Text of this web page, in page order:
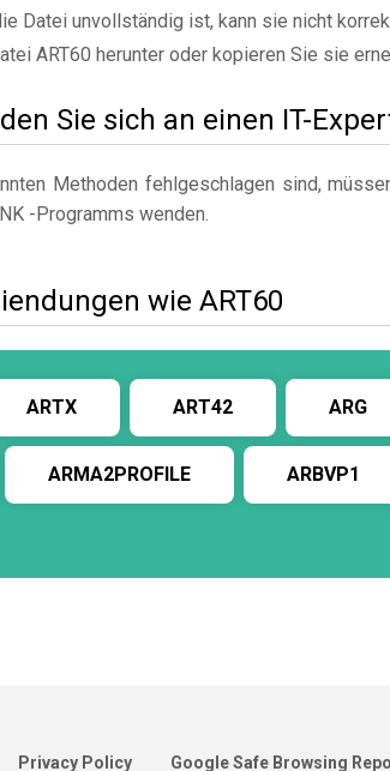
Datei unvollständig ist, kann sie nicht
ART60 herunter oder kopieren Sie sie
Sie sich an einen IT-
Methoden fehlgeschlagen sind,
-Programms wenden.
wie ART60
ARTX ART42 ARG
ARMA2PROFILE ARBVP1
Privacy Policy Google Safe Browsing